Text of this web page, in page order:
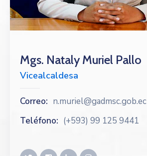
Mgs. Nataly Muriel Pallo
Vicealcaldesa
Correo: n.muriel@gadmsc.gob.ec
Teléfono: (+593) 99 125 9441